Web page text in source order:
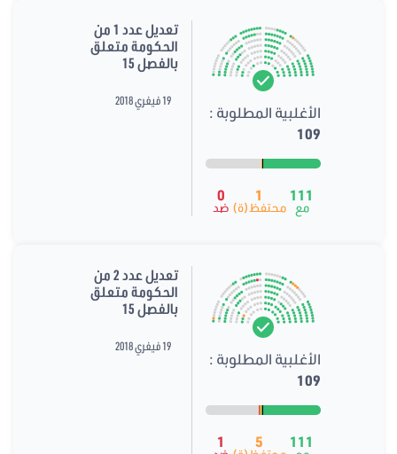
الأغلبية المطلوبة :
109
111
مع
1
محتفظ(ة)
0
ضد
تعديل عدد 1 من
الحكومة متعلق
بالفصل 15
19 فيفري 2018
الأغلبية المطلوبة :
109
111
5
1
تعديل عدد 2 من
الحكومة متعلق
بالفصل 15
19 فيفري 2018